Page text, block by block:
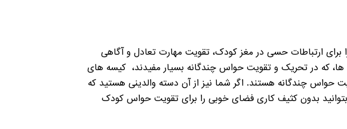
ارتباطات حسی در مغز کودک، تقویت مهارت تعادل و آگاهی
فضایی و تقویت حواس چندگانه ایجاد می کنند. علاوه بر بازی های کثیف کاری یا همان messy play ها، که در تحریک و تقویت حواس چندگانه بسیار مفیدند، کیسه های
چندگانه هستند. اگر شما نیز از آن دسته والدینی هستید که
بتوانید بدون کثیف کاری فضای خوبی را برای تقویت حواس کودک